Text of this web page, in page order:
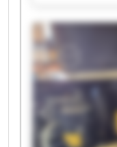
Spółka z o.o.
Schulz Spółka z
Bogdan Schulz
Spółka z o.o.
Schulz Spółka z
Bogdan Schulz
Spółka z o.o.
Schulz Spółka z